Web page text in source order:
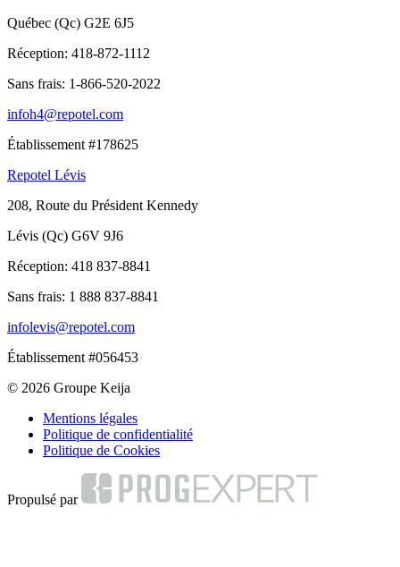
Québec (Qc) G2E 6J5
Réception: 418-872-1112
Sans frais: 1-866-520-2022
infoh4@repotel.com
Établissement #178625
Repotel Lévis
208, Route du Président Kennedy
Lévis (Qc) G6V 9J6
Réception: 418 837-8841
Sans frais: 1 888 837-8841
infolevis@repotel.com
Établissement #056453
© 2026 Groupe Keija
Mentions légales
Politique de confidentialité
Politique de Cookies
Propulsé par